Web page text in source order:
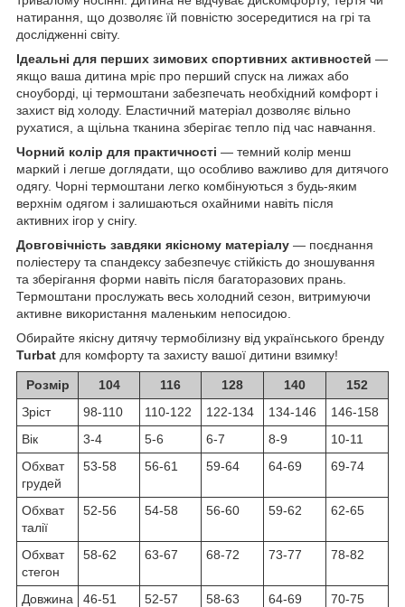
натирання, що дозволяє їй повністю зосередитися на грі та
дослідженні світу.
Ідеальні для перших зимових спортивних активностей —
якщо ваша дитина мріє про перший спуск на лижах або
сноуборді, ці термоштани забезпечать необхідний комфорт і
захист від холоду. Еластичний матеріал дозволяє вільно
рухатися, а щільна тканина зберігає тепло під час навчання.
Чорний колір для практичності — темний колір менш
маркий і легше доглядати, що особливо важливо для дитячого
одягу. Чорні термоштани легко комбінуються з будь-яким
верхнім одягом і залишаються охайними навіть після
активних ігор у снігу.
Довговічність завдяки якісному матеріалу — поєднання
поліестеру та спандексу забезпечує стійкість до зношування
та зберігання форми навіть після багаторазових прань.
Термоштани прослужать весь холодний сезон, витримуючи
активне використання маленьким непосидою.
Обирайте якісну дитячу термобілизну від українського бренду
Turbat для комфорту та захисту вашої дитини взимку!
Розмір 104 116 128 140
152
Зріст
98-110 110-122 122-134 134-146
146-158
Вік
3-4 5-6 6-7 8-9
10-11
Обхват
грудей
53-58 56-61 59-64 64-69 69-74
Обхват
талії
52-56 54-58 56-60 59-62 62-65
Обхват
стегон
58-62 63-67 68-72 73-77 78-82
Довжина
46-51 52-57 58-63 64-69 70-75